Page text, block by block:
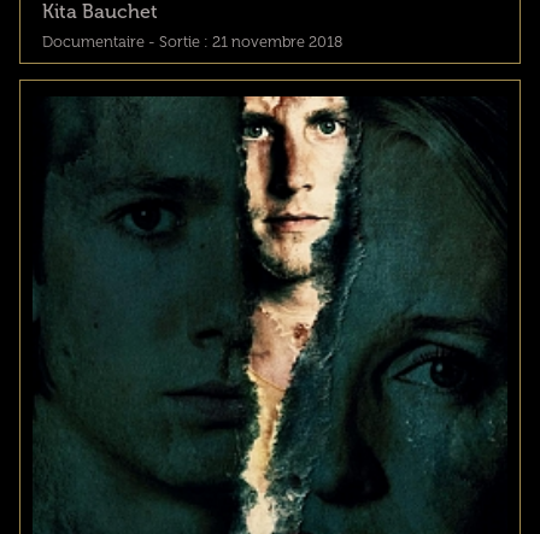
Kita Bauchet
Documentaire - Sortie : 21 novembre 2018